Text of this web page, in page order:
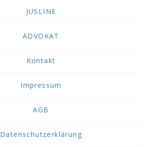
JUSLINE
ADVOKAT
Kontakt
Impressum
AGB
Datenschutzerklärung